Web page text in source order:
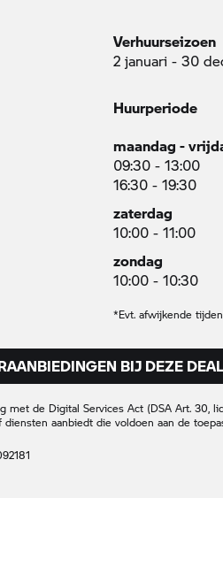
Verhuurseizoen
2 januari - 30
Huurperiode
maandag -
09:30 - 13:00
16:30 - 19:30
zaterdag
10:00 - 11:00
zondag
10:00 - 10:30
*Evt. afwijkende
BIJ DEZE
de Digital Services Act (DSA Art. 30,
aanbiedt die voldoen aan de